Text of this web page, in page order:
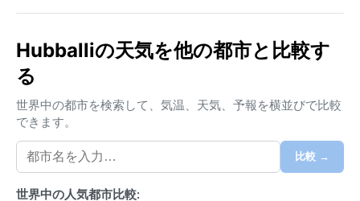
ケッペンの気候区分ではAw（熱帯サバナ気候）に属
気温が40℃近くまで上がり、強い日差しと低湿度が特
徴。冬（12月～2月）は昼間は穏やかで夜は冷え込み、
で、南西モンスーンが大量の雨をもたらす。湿度は年
間を通して高めだが、特に雨季にはうっとうしさが増
す。服装は、夏なら通気性の良い綿素材、冬は軽い長
袖が一枚あると安心。雨季には折りたたみ傘が必須
だ。
Hubballiの天気を他の都市と比較す
る
世界中の都市を検索して、気温、天気、予報を横並びで比較
できます。
比較 →
世界中の人気都市比較: